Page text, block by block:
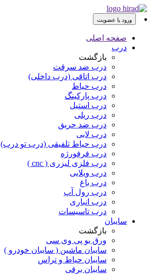
ورود یا عضویت
صفحه اصلی
درب
بازگشت
درب ضد سرقت
درب اتاقی (درب داخلی)
درب حیاط
درب پارکینگ
درب استیل
درب ریلی
درب ضد حریق
درب لابی
درب حیاط تلفیقی (درب تو درب)
درب فرفورژه
درب فلزی لیزری ( cnc )
درب ویلایی
درب باغ
درب رول آپ
درب انباری
درب تاسیسات
سایبان
بازگشت
ورق یو پی وی سی
سایبان ماشین ( سایبان خودرو )
سایبان حیاط و تراس
سایبان برقی